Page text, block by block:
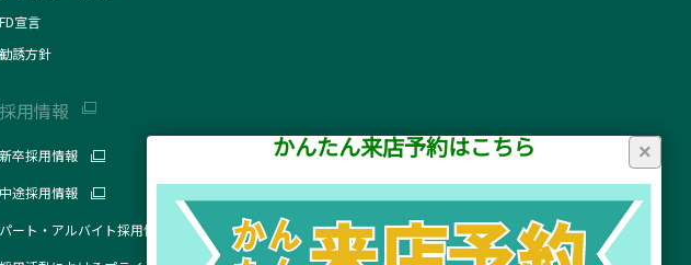
FD宣言
勧誘方針
採用情報
新卒採用情報
中途採用情報
パート・アルバイト採用情報
×
かんたん来店予約はこちら